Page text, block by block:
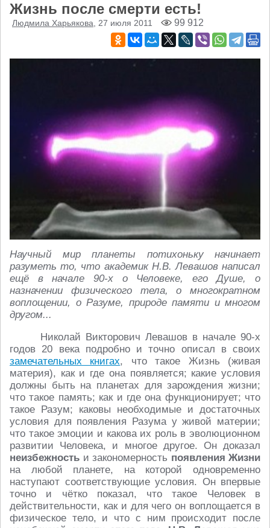
Жизнь после смерти есть!
Людмила Харьякова , 27 июля 2011 99 912
Научный мир планеты потихоньку начинает
разуметь то, что академик Н.В. Левашов написал
ещё в начале 90-х о Человеке, его Душе, о
назначении физического тела, о многократном
воплощении, о Разуме, природе памяти и многом
другом...
Николай Викторович Левашов в начале 90-х
годов 20 века подробно и точно описал в своих
замечательных книгах, что такое Жизнь (живая
материя), как и где она появляется; какие условия
должны быть на планетах для зарождения жизни;
что такое память; как и где она функционирует; что
такое Разум; каковы необходимые и достаточных
условия для появления Разума у живой материи;
что такое эмоции и какова их роль в эволюционном
развитии Человека, и многое другое. Он доказал
неизбежность и закономерность появления Жизни
на любой планете, на которой одновременно
наступают соответствующие условия. Он впервые
точно и чётко показал, что такое Человек в
действительности, как и для чего он воплощается в
физическое тело, и что с ним происходит после